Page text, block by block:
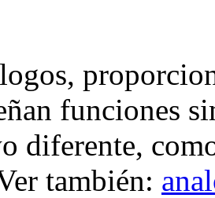
funciones
diferente,
también: